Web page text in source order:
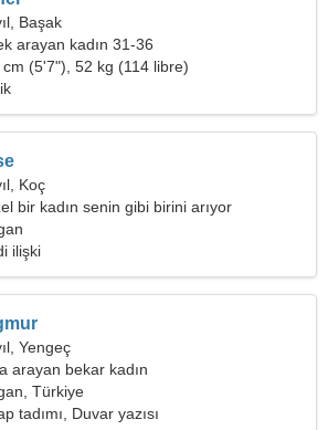
Başak
arayan kadın 31-36
cm (5'7"), 52 kg (114 libre)
Koç
bir kadın senin gibi birini arıyor
ilişki
Yengeç
arayan bekar kadın
Türkiye
tadımı, Duvar yazısı